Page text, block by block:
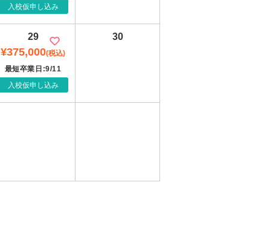
入校仮申し込み
29
¥375,000(税込)
最短卒業日:9/11
入校仮申し込み
30